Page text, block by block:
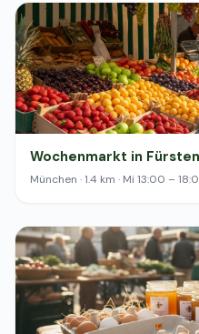
Wochenmarkt in
München · 1.4 km · Mi 13:00 –